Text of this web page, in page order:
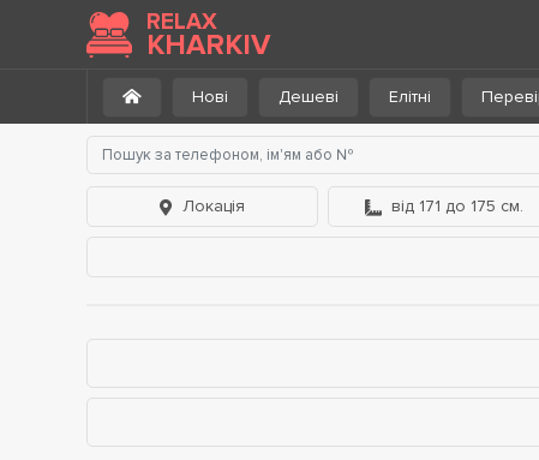
RELAX
KHARKIV
Нові Дешеві Елітні
Локація від 171 до 175 см.